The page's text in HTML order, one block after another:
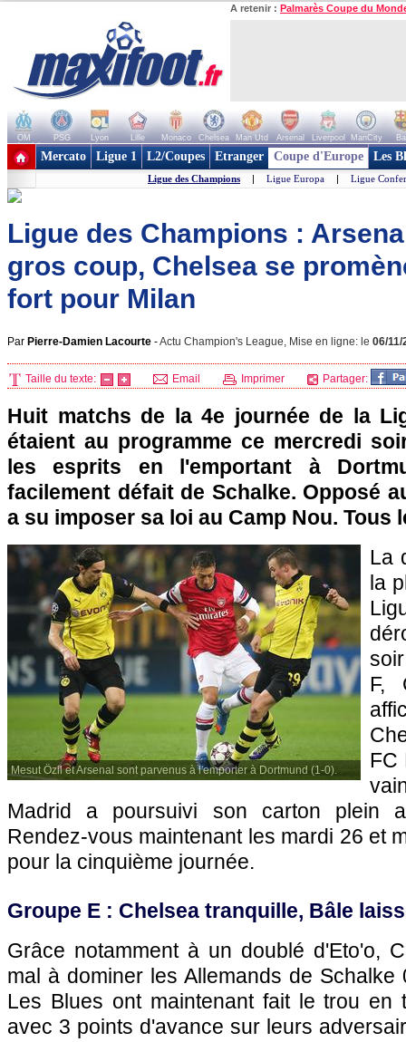
A retenir : Palmarès Coupe du
OM PSG Lyon Lille Monaco Chelsea Man Utd Arsenal Liverpool ManCity
+ de clubs
Mercato Ligue 1 L2/Coupes Etranger Coupe d'Europe Les
Ligue des Champions | Ligue Europa | Ligue
Ligue des Champions :
gros coup, Chelsea se
fort pour Milan
Par Pierre-Damien Lacourte -Actu Champion's League, Mise en ligne: le 06/11/
Taille du texte: Email Imprimer Partager:
Huit matchs de la 4e journée de la
étaient au programme ce mercredi
les esprits en l'emportant à
facilement défait de Schalke. Opposé
a su imposer sa loi au Camp Nou. Tous
Mesut Özil et Arsenal sont parvenus à l'emporter à Dortmund (1-0).
La
la
F,
FC
Madrid a poursuivi son carton plein
Rendez-vous maintenant les mardi 26 et
pour la cinquième journée.
Groupe E : Chelsea tranquille, Bâle
Grâce notamment à un doublé d'Eto'o,
mal à dominer les Allemands de
Les Blues ont maintenant fait le trou en
avec 3 points d'avance sur leurs